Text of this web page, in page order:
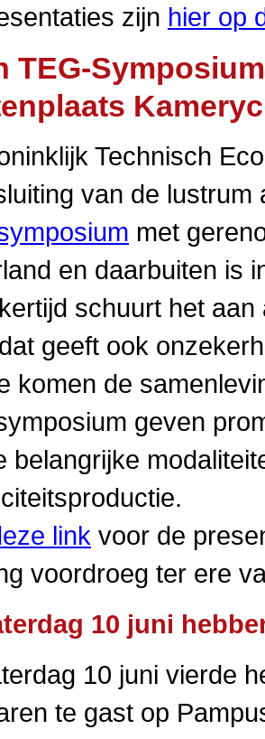
zijn hier op
TEG-
Technisch
van de
met
en daarbuiten is
schuurt het
geeft ook
komen de
geven
belangrijke
link voor de
voordroeg ter ere
10 juni
10 juni vierde
te gast op